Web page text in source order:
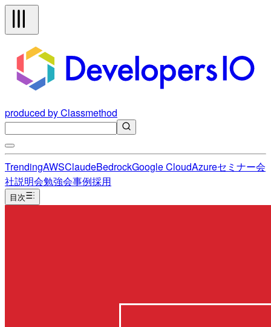
produced by Classmethod
TrendingAWSClaudeBedrockGoogle CloudAzureセミナー会
社説明会勉強会事例採用
目次